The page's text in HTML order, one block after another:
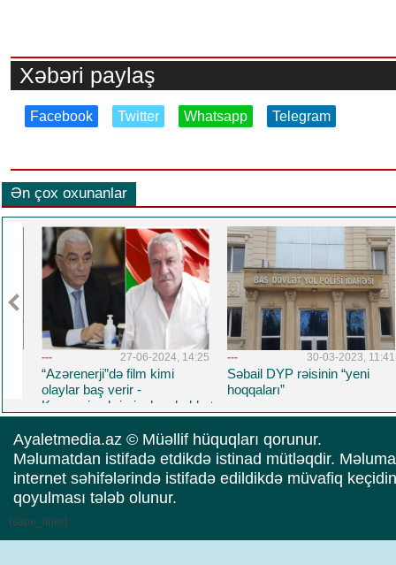
Xəbəri paylaş
Facebook Twitter Whatsapp Telegram
Ən çox oxunanlar
--- 27-06-2024, 14:25
“Azərenerji”də film kimi
olaylar baş verir -
Korrupsiya,kriminal,məhəbbət
və daha nələr.. Üzeyir
Yusifovun "Məcnun"u
oynadığı filmdə Baba
Rzayev də baş roldadı
--- 30-03-2023, 11:41
Səbail DYP rəisinin “yeni
hoqqaları”
Ayaletmedia.az © Müəllif hüquqları qorunur.
Məlumatdan istifadə etdikdə istinad mütləqdir.
internet səhifələrində istifadə edildikdə müvafiq keçidin
qoyulması tələb olunur.
{sape_links}